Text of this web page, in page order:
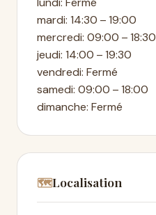
mardi: 14:30 – 19:00
mercredi: 09:00 – 18:30
jeudi: 14:00 – 19:30
vendredi: Fermé
samedi: 09:00 – 18:00
dimanche: Fermé
🗺️Localisation